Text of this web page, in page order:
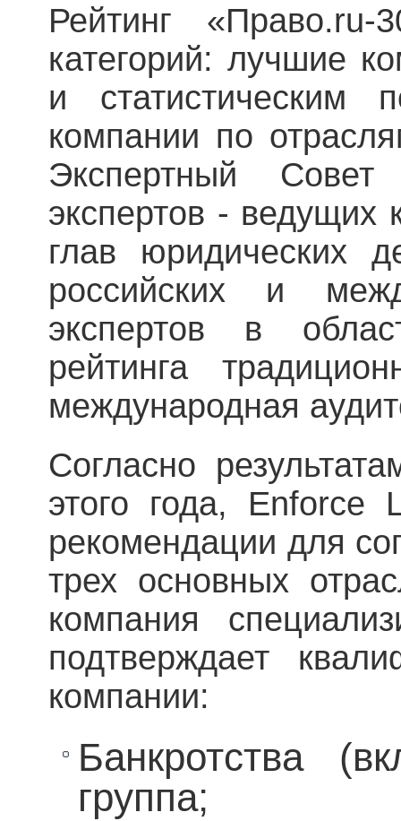
Рейтинг
категорий: лучшие
и статистическим
компании по
Экспертный
экспертов - ведущих
глав юридических
российских и
экспертов в
рейтинга
международная
Согласно
этого года, Enforce
рекомендации для
трех основных
компания
подтверждает
компании:
Банкротства
группа;